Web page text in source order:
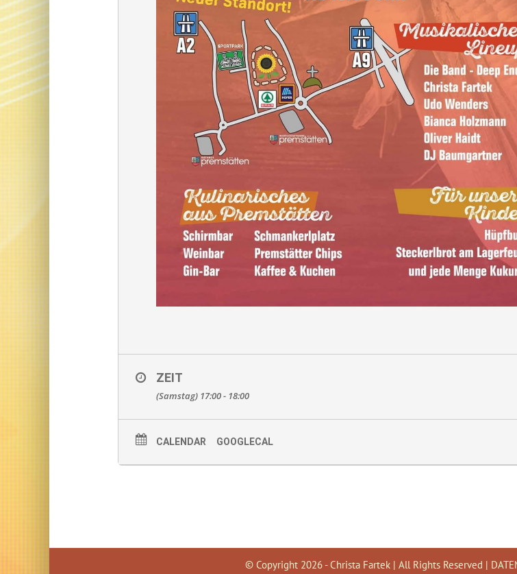
ZEIT
(Samstag) 17:00 - 18:00
CALENDAR GOOGLECAL
© Copyright 2026 - Christa Fartek | All Rights Reserved |